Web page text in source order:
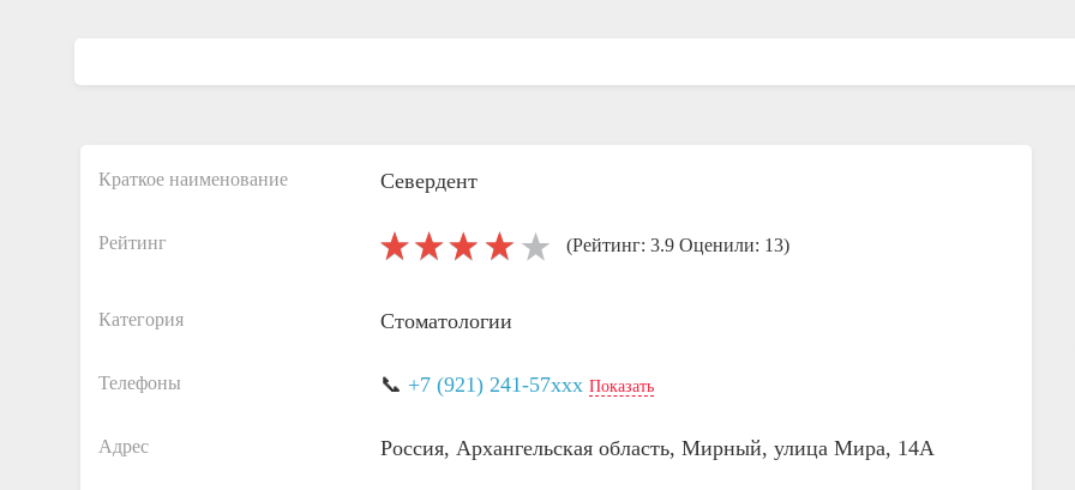
Краткое наименование Севердент
Рейтинг (Рейтинг: 3.9 Оценили: 13)
Категория Стоматологии
Телефоны 📞 +7 (921) 241-57xxx Показать
Адрес Россия, Архангельская область, Мирный, улица Мира, 14А